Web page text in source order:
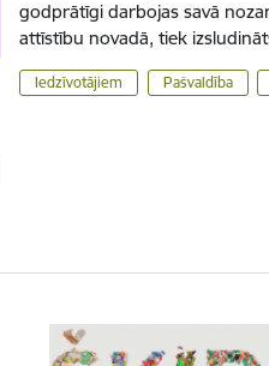
godprātīgi darbojas savā
attīstību novadā, tiek
Iedzīvotājiem Pašvaldība